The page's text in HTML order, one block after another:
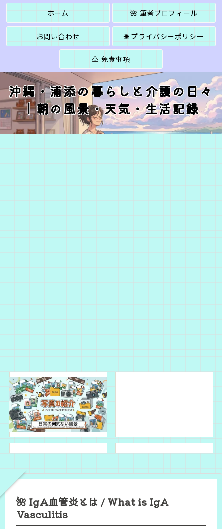
沖縄・浦添の暮らしと介護の日々
｜朝の風景・天気・生活記録
ホーム 🌺 筆者プロフィール
お問い合わせ 🌐 プライバシーポリシー
⚠️ 免責事項
🌺 IgA血管炎とは / What is IgA
Vasculitis